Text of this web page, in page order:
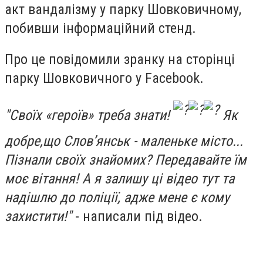
акт вандалізму у парку Шовковичному,
побивши інформаційний стенд.
Про це повідомили зранку на сторінці
парку Шовковичного у Facebook.
"Своїх «героїв» треба знати!
Як
добре,що Слов’янськ - маленьке місто...
Пізнали своїх знайомих? Передавайте їм
моє вітання! А я залишу ці відео тут та
надішлю до поліції, адже мене є кому
захистити!"- написали під відео.